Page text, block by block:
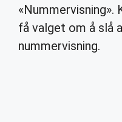
«Nummervisning».
få valget om å slå
nummervisning.